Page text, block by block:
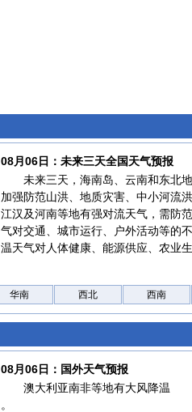
08月06日：未来三天全国天气预报
未来三天，海南岛、云南和东北
加强防范山洪、地质灾害、中小河流
江汉及河南等地有强对流天气，需防
气对交通、城市运行、户外活动等的
温天气对人体健康、能源供应、农业
华南 西北 西南
08月06日：国外天气预报
澳大利亚南非等地有大风降温
。